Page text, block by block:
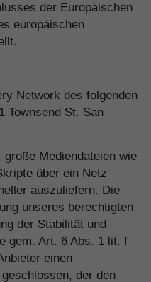
der Europäischen
europäischen
Network des folgenden
Townsend St. San
Mediendateien wie
über ein Netz
auszuliefern. Die
unseres berechtigten
der Stabilität und
gem. Art. 6 Abs. 1 lit. f
einen
der den